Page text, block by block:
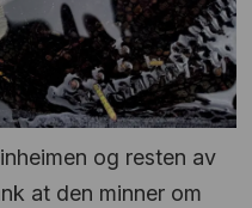
og resten av
at den minner om